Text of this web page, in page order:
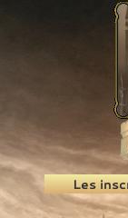
Recherche
Les